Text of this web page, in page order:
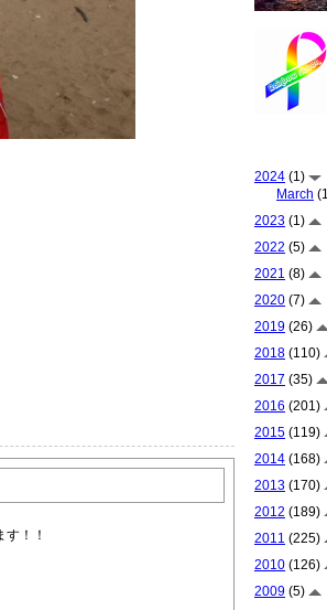
！！
2024 (1)
March
2023 (1)
2022 (5)
2021 (8)
2020 (7)
2019 (26)
2018 (110)
2017 (35)
2016 (201)
2015 (119)
2014 (168)
2013 (170)
2012 (189)
2011 (225)
2010 (126)
2009 (5)